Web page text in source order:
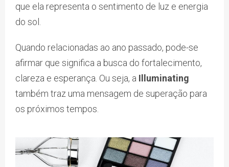
que ela representa o sentimento de luz e energia
do sol.
Quando relacionadas ao ano passado, pode-se
afirmar que significa a busca do fortalecimento,
clareza e esperança. Ou seja, a Illuminating
também traz uma mensagem de superação para
os próximos tempos.